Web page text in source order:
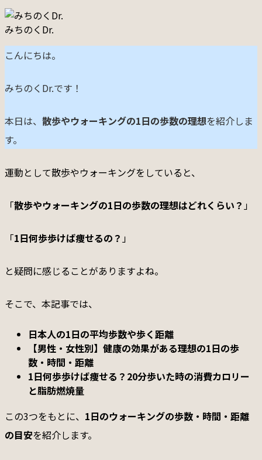
みちのくDr.
こんにちは。
みちのくDr.です！
本日は、 散歩やウォーキングの1日の歩数の理想を紹介しま
す。
運動として散歩やウォーキングをしていると、
「散歩やウォーキングの1日の歩数の理想はどれくらい？ 」
「1日何歩歩けば痩せるの？ 」
と疑問に感じることがありますよね。
そこで、本記事では、
日本人の1日の平均歩数や歩く距離
【男性・女性別】健康の効果がある理想の1日の歩
数・時間・距離
1日何歩歩けば痩せる？20分歩いた時の消費カロリー
と脂肪燃焼量
この3つをもとに、 1日のウォーキングの歩数・時間・距離
の目安を紹介します。